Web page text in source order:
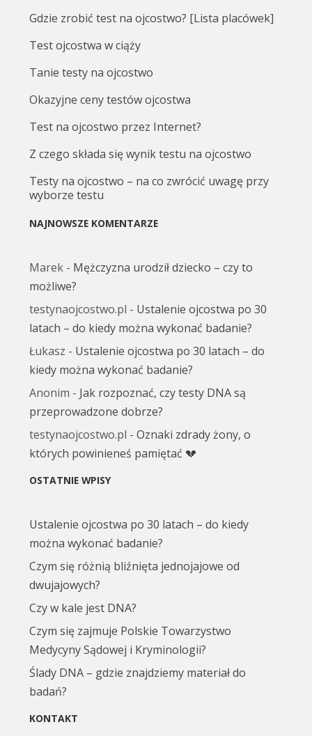
Gdzie zrobić test na ojcostwo? [Lista placówek]
Test ojcostwa w ciąży
Tanie testy na ojcostwo
Okazyjne ceny testów ojcostwa
Test na ojcostwo przez Internet?
Z czego składa się wynik testu na ojcostwo
Testy na ojcostwo – na co zwrócić uwagę przy
wyborze testu
NAJNOWSZE KOMENTARZE
Marek - Mężczyzna urodził dziecko – czy to
możliwe?
testynaojcostwo.pl - Ustalenie ojcostwa po 30
latach – do kiedy można wykonać badanie?
Łukasz - Ustalenie ojcostwa po 30 latach – do
kiedy można wykonać badanie?
Anonim - Jak rozpoznać, czy testy DNA są
przeprowadzone dobrze?
testynaojcostwo.pl -Oznaki zdrady żony, o
których powinieneś pamiętać 💔
OSTATNIE WPISY
Ustalenie ojcostwa po 30 latach – do kiedy
można wykonać badanie?
Czym się różnią bliźnięta jednojajowe od
dwujajowych?
Czy w kale jest DNA?
Czym się zajmuje Polskie Towarzystwo
Medycyny Sądowej i Kryminologii?
Ślady DNA – gdzie znajdziemy materiał do
badań?
KONTAKT